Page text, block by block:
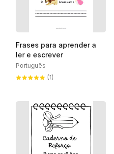
Frases para aprender a
ler e escrever
Português
(1)